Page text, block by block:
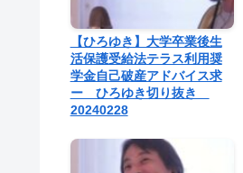
【ひろゆき】大学卒業後生
活保護受給法テラス利用奨
学金自己破産アドバイス求
ー ひろゆき切り抜き
20240228